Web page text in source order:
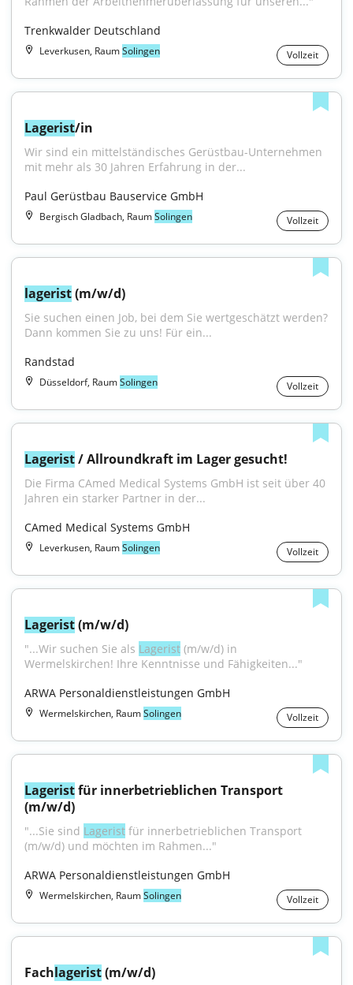
Trenkwalder Deutschland
Leverkusen, RaumSolingen Vollzeit
Lagerist/in
Wir sind ein mittelständisches Gerüstbau-Unternehmen
mit mehr als 30 Jahren Erfahrung in der...
Paul Gerüstbau Bauservice GmbH
Bergisch Gladbach, RaumSolingen Vollzeit
lagerist (m/w/d)
Sie suchen einen Job, bei dem Sie wertgeschätzt werden?
Dann kommen Sie zu uns! Für ein...
Randstad
Düsseldorf, RaumSolingen Vollzeit
Lagerist / Allroundkraft im Lager gesucht!
Die Firma CAmed Medical Systems GmbH ist seit über 40
Jahren ein starker Partner in der...
CAmed Medical Systems GmbH
Leverkusen, RaumSolingen Vollzeit
Lagerist (m/w/d)
"...Wir suchen Sie als Lagerist (m/w/d) in
Wermelskirchen! Ihre Kenntnisse und Fähigkeiten..."
ARWA Personaldienstleistungen GmbH
Wermelskirchen, RaumSolingen Vollzeit
Lagerist für innerbetrieblichen Transport
(m/w/d)
"...Sie sind Lagerist für innerbetrieblichen Transport
(m/w/d) und möchten im Rahmen..."
ARWA Personaldienstleistungen GmbH
Wermelskirchen, RaumSolingen Vollzeit
Fachlagerist (m/w/d)